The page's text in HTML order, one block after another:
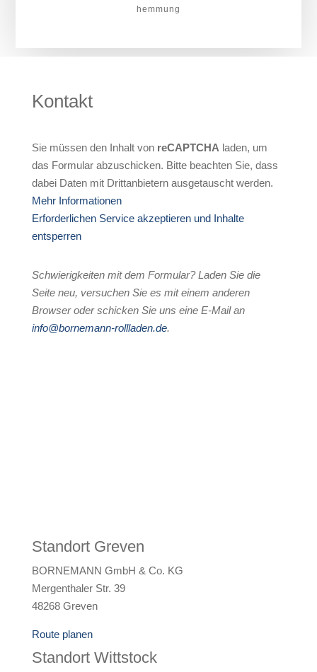
hemmung
Kontakt
Sie müssen den Inhalt von reCAPTCHA laden, um
das Formular abzuschicken. Bitte beachten Sie, dass
dabei Daten mit Drittanbietern ausgetauscht werden.
Mehr Informationen
Erforderlichen Service akzeptieren und Inhalte
entsperren
Schwierigkeiten mit dem Formular? Laden Sie die
Seite neu, versuchen Sie es mit einem anderen
Browser oder schicken Sie uns eine E-Mail an
info@bornemann-rollladen.de.
Standort Greven
BORNEMANN GmbH & Co. KG
Mergenthaler Str. 39
48268 Greven
Route planen
Standort Wittstock